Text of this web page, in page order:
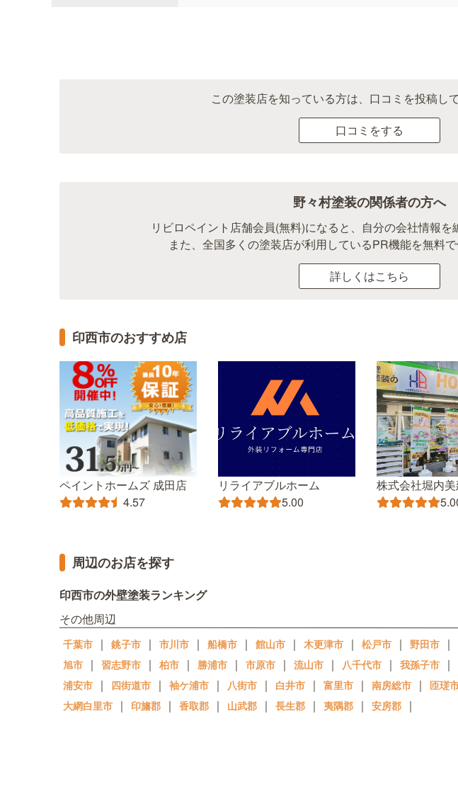
この塗装店を知っている方は、口コミを投稿し
口コミをする
野々村塗装の関係者の方へ
リビロペイント店舗会員(無料)になると、自分の会社情報を
また、全国多くの塗装店が利用しているPR機能を無料で
詳しくはこちら
印西市のおすすめ店
ペイントホームズ 成田店
4.57
リライアブルホーム
5.00
株式会社堀内
周辺のお店を探す
印西市の外壁塗装ランキング
その他周辺
千葉市 ｜ 銚子市 ｜ 市川市 ｜ 船橋市 ｜ 館山市 ｜ 木更津市 ｜ 松戸市 ｜ 野田市 ｜
旭市 ｜ 習志野市 ｜ 柏市 ｜ 勝浦市 ｜ 市原市 ｜ 流山市 ｜ 八千代市 ｜ 我孫子市 ｜
浦安市 ｜ 四街道市 ｜ 袖ケ浦市 ｜ 八街市 ｜ 白井市 ｜ 富里市 ｜ 南房総市 ｜ 匝瑳
大網白里市 ｜ 印旛郡 ｜ 香取郡 ｜ 山武郡 ｜ 長生郡 ｜ 夷隅郡 ｜ 安房郡 ｜